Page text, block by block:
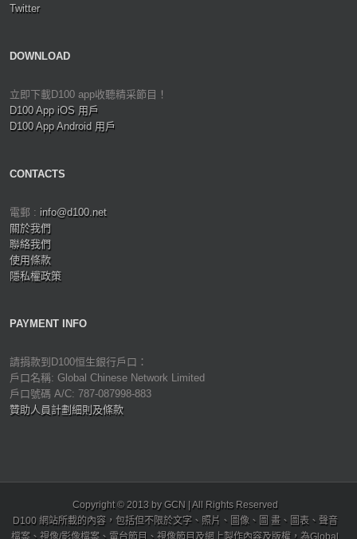
Twitter
DOWNLOAD
立即下載D100 app收聽精采節目！
D100 App iOS 用戶
D100 App Android 用戶
CONTACTS
電郵 : info@d100.net
關於我們
聯絡我們
使用條款
隱私權政策
PAYMENT INFO
請捐款到D100恒生銀行戶口：
戶口名稱: Global Chinese Network Limited
戶口號碼 A/C: 787-087998-883
贊助人員計劃細則及條款
Copyright © 2013 by GCN | All Rights Reserved
D100 網站所載的內容，包括但不限於文字、照片、圖像、圖 畫、圖表、聲音
檔案、視像/影像檔案、電台節目、視像節目及網上製作內容及版權，為Global